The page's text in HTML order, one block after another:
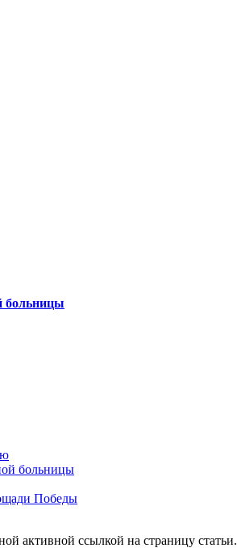
больницы
больницы
Победы
активной ссылкой на страницу статьи.